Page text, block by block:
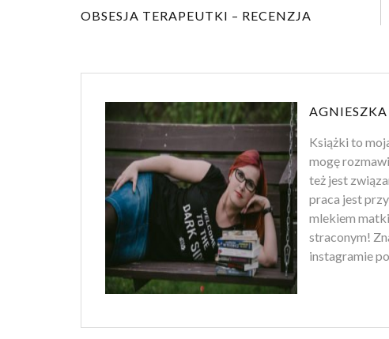
OBSESJA TERAPEUTKI – RECENZJA
Książki to
mogę
też jest
praca jest
mlekiem
straconym!
instagramie